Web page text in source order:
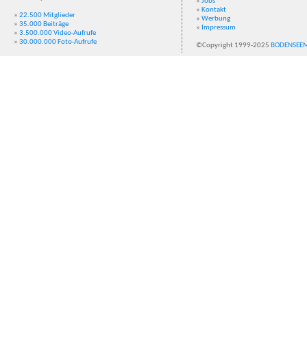
» 22.500 Mitglieder
» 35.000 Beiträge
» 3.500.000 Video-Aufrufe
» 30.000.000 Foto-Aufrufe
» Kontakt
» Werbung
» Impressum
©Copyright 1999-2025